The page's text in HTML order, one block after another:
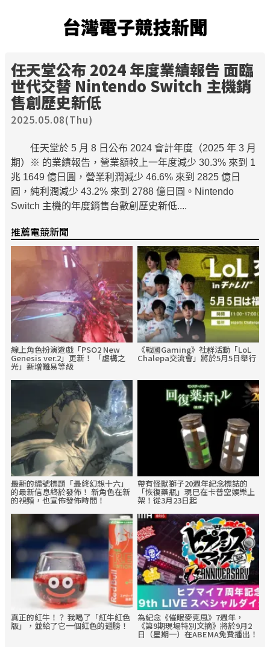
台灣電子競技新聞
任天堂公布 2024 年度業績報告 面臨
世代交替 Nintendo Switch 主機銷
售創歷史新低
2025.05.08(Thu)
任天堂於 5 月 8 日公布 2024 會計年度（2025 年 3 月
期）※ 的業績報告，營業額較上一年度減少 30.3% 來到 1
兆 1649 億日圓，營業利潤減少 46.6% 來到 2825 億日
圓，純利潤減少 43.2% 來到 2788 億日圓。Nintendo
Switch 主機的年度銷售台數創歷史新低....
推薦電競新聞
線上角色扮演遊戲「PSO2 New
Genesis ver.2」更新！ 「虛構之
光」新增難易等級
《戰國Gaming》社群活動「LoL
Chalepa交流會」將於5月5日舉行
最新的編號標題「最終幻想十六」
的最新信息終於發佈！ 新角色在新
的視頻，也宣佈發佈時間！
帶有怪獸獅子20週年紀念標誌的
「恢復藥瓶」現已在卡普空娛樂上
架！從3月23日起
真正的紅牛！？ 我喝了「紅牛紅色
版」，並給了它一個紅色的翅膀！
為紀念《催眠麥克風》7週年，
《第9期現場特別文摘》將於9月2
日（星期一）在ABEMA免費播出！